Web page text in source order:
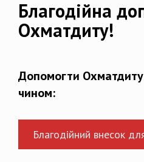
Благодійна
Охматдиту!
Допомогти
чином:
Благодійний внесок